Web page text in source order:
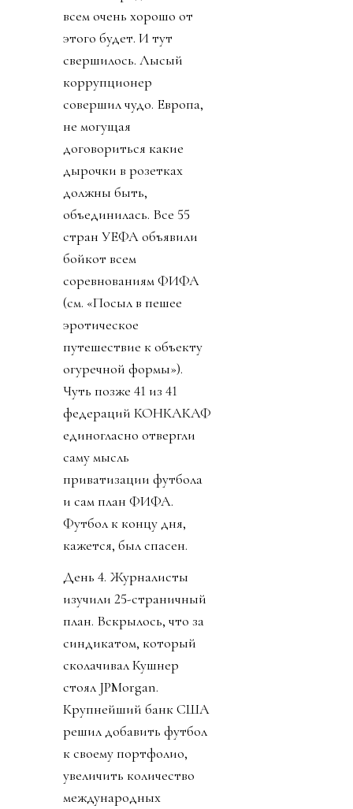
всем очень хорошо от
этого будет. И тут
свершилось. Лысый
коррупционер
совершил чудо. Европа,
не могущая
договориться какие
дырочки в розетках
должны быть,
объединилась. Все 55
стран УЕФА объявили
бойкот всем
соревнованиям ФИФА
(см. «Посыл в пешее
эротическое
путешествие к объекту
огуречной формы»).
Чуть позже 41 из 41
федераций КОНКАКАФ
единогласно отвергли
саму мысль
приватизации футбола
и сам план ФИФА.
Футбол к концу дня,
кажется, был спасен.
День 4. Журналисты
изучили 25-страничный
план. Вскрылось, что за
синдикатом, который
сколачивал Кушнер
стоял JPMorgan.
Крупнейший банк США
решил добавить футбол
к своему портфолио,
увеличить количество
международных